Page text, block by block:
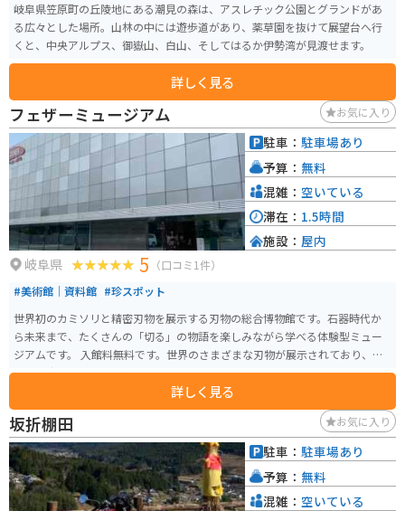
岐阜県笠原町の丘陵地にある潮見の森は、アスレチック公園とグランドがあ
る広々とした場所。山林の中には遊歩道があり、薬草園を抜けて展望台へ行
くと、中央アルプス、御嶽山、白山、そしてはるか伊勢湾が見渡せます。
詳しく見る
フェザーミュージアム お気に入り
岐阜県 5 （口コミ1件）
#美術館｜資料館 #珍スポット
世界初のカミソリと精密刃物を展示する刃物の総合博物館です。石器時代か
ら未来まで、たくさんの「切る」の物語を楽しみながら学べる体験型ミュー
ジアムです。 入館料無料です。世界のさまざまな刃物が展示されており、ゲ
ームに出てくるような剣もありました。子連れでも、そうでなくてもしっか
詳しく見る
駐車： 駐車場あり
予算： 無料
混雑： 空いている
滞在： 1.5時間
施設： 屋内
坂折棚田 お気に入り
駐車： 駐車場あり
予算： 無料
混雑： 空いている